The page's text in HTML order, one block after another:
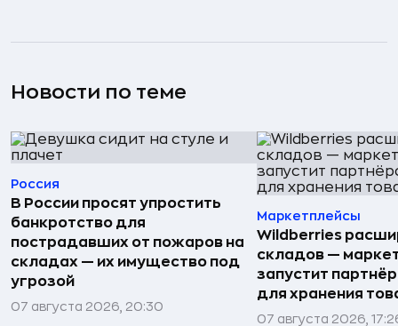
Новости по теме
Россия
В России просят упростить
банкротство для
пострадавших от пожаров на
складах — их имущество под
угрозой
07 августа 2026, 20:30
Маркетплейсы
Wildberries
складов —
запустит
для хранения
07 августа 2026,